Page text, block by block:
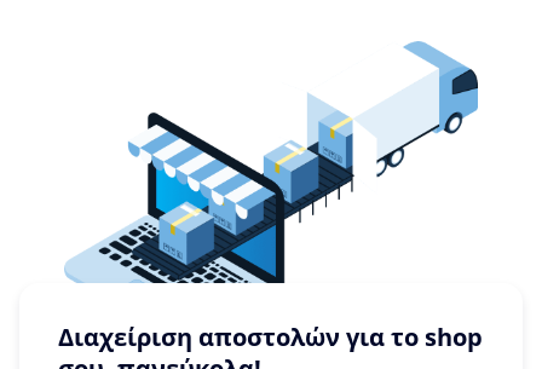
Διαχείριση αποστολών για το shop